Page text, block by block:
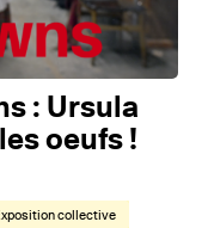
: Ursula
oeufs !
collective